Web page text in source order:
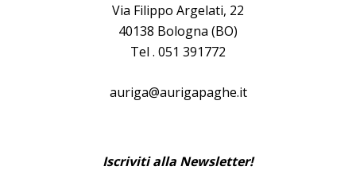
Via Filippo Argelati, 22
40138 Bologna (BO)
Tel . 051 391772
auriga@aurigapaghe.it
Iscriviti alla Newsletter!